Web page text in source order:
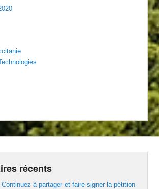
récents
Continuez à partager et faire signer la pétition